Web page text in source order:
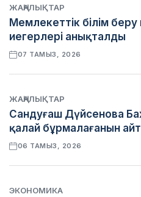
ЖАҢАЛЫҚТАР
Мемлекеттік білім беру
иегерлері анықталды
07 ТАМЫЗ, 2026
ЖАҢАЛЫҚТАР
Сандуғаш Дүйсенова
қалай бұрмалағанын
06 ТАМЫЗ, 2026
ЭКОНОМИКА